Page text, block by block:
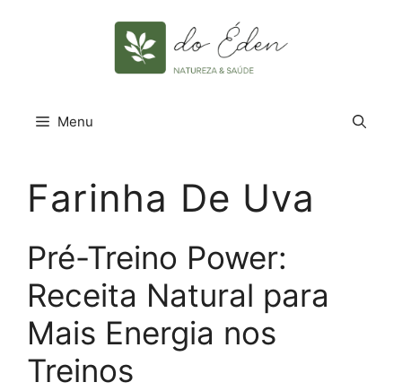
Menu
Farinha De Uva
Pré-Treino Power:
Receita Natural para
Mais Energia nos
Treinos